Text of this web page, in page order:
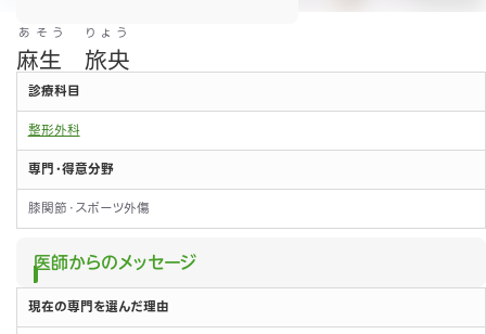
麻生 旅央
あそう りょう
診療科目
整形外科
専門・得意分野
膝関節・スポーツ外傷
医師からのメッセージ
現在の専門を選んだ理由